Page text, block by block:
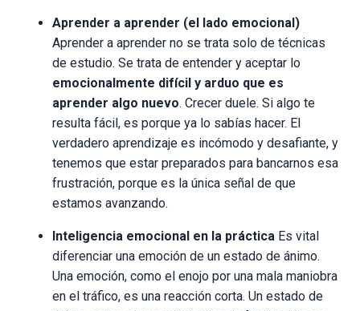
Aprender a aprender (el lado emocional)
Aprender a aprender no se trata solo de técnicas
de estudio. Se trata de entender y aceptar lo
emocionalmente difícil y arduo que es
aprender algo nuevo. Crecer duele. Si algo te
resulta fácil, es porque ya lo sabías hacer. El
verdadero aprendizaje es incómodo y desafiante, y
tenemos que estar preparados para bancarnos esa
frustración, porque es la única señal de que
estamos avanzando.
Inteligencia emocional en la práctica Es vital
diferenciar una emoción de un estado de ánimo.
Una emoción, como el enojo por una mala maniobra
en el tráfico, es una reacción corta. Un estado de